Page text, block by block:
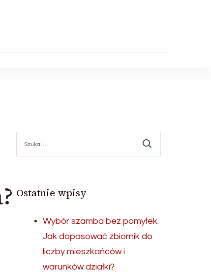
Ostatnie wpisy
Wybór szamba bez pomyłek.
Jak dopasować zbiornik do
liczby mieszkańców i
warunków działki?